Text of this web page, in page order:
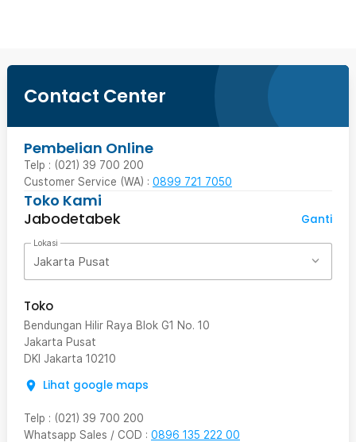
Contact Center
Pembelian Online
Telp : (021) 39 700 200
Customer Service (WA) : 0899 721 7050
Toko Kami
Jabodetabek
Ganti
Lokasi
Jakarta Pusat
Toko
Bendungan Hilir Raya Blok G1 No. 10
Jakarta Pusat
DKI Jakarta 10210
Lihat google maps
Telp : (021) 39 700 200
Whatsapp Sales / COD : 0896 135 222 00